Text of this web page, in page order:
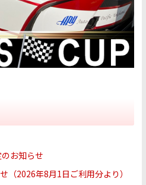
お知らせ
（2026年8月1日ご利用分より）